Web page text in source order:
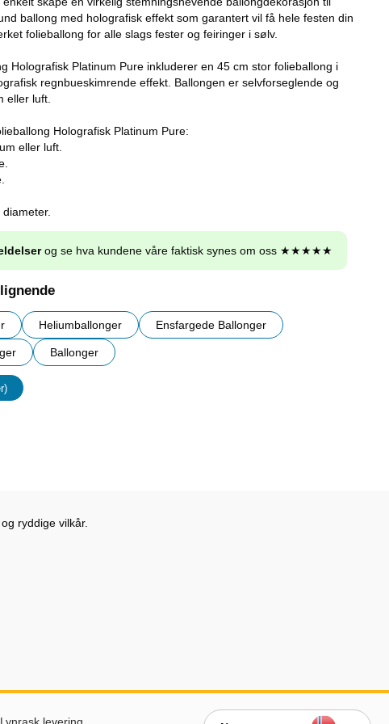
ballong med holografisk effekt som garantert vil få hele festen din
folieballong for alle slags fester og feiringer i sølv.
Holografisk Platinum Pure inkluderer en 45 cm stor folieballong i
regnbueskimrende effekt. Ballongen er selvforseglende og
eller luft.
Holografisk Platinum Pure:
eller luft.
og se hva kundene våre faktisk synes om oss ★★★★★
Heliumballonger Ensfargede Ballonger
Ballonger
ryddige vilkår.